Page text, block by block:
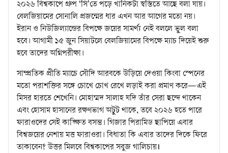
২০২৬ বিশ্বকাপে গ্রুপ ‘সি’তে পড়ে খানিকটা স্বস্তিতে আছে বলা যায়।
বেলজিয়ামের সোনালি প্রজন্মের ধার এখন আর আগের মতো নয়।
ইরান ও নিউজিল্যান্ডের বিপক্ষে জয়ের সামর্থ্য নেই বললে ভুল বলা
হবে। আগামী ১৫ জুন সিয়াটলে বেলজিয়ামের বিপক্ষে ম্যাচ দিয়েই শুরু
হবে তাদের অগ্নিপরীক্ষা।
সাম্প্রতিক প্রীতি ম্যাচে সৌদি আরবকে উড়িয়ে দেওয়া কিংবা স্পেনের
মতো পরাশক্তির সঙ্গে চোখে চোখ রেখে লড়াই করা প্রমাণ করে—এই
মিসর হারতে শেখেনি। মোহাম্মদ সালাহ যদি তাঁর সেরা ছন্দে থাকেন
এবং হোসাম হাসানের রক্ষণভাগ অটুট থাকে, তবে ২০২৬ হতে পারে
ফারাওদের সেই কাঙ্ক্ষিত বসন্ত। গিজার পিরামিড ছাপিয়ে এবার
বিশ্বজয়ের নেশায় মত্ত ফারাওরা। বিধাতা কি এবার তাদের দিকে ফিরে
তাকাবেন? উত্তর মিলবে বিশ্বকাপের সবুজ গালিচায়।